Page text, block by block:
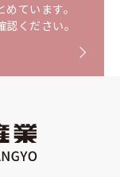
ています。
ください。